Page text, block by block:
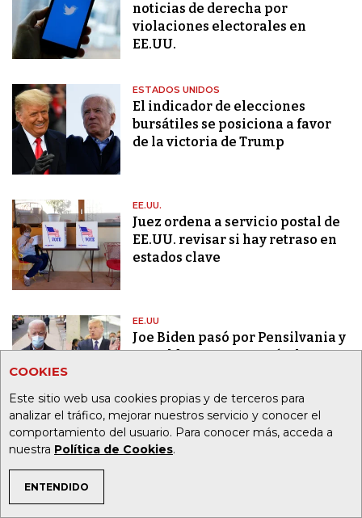
COOKIES
Este sitio web usa cookies propias y de terceros para
analizar el tráfico, mejorar nuestros servicio y conocer el
comportamiento del usuario. Para conocer más, acceda a
nuestra Política de Cookies.
ENTENDIDO
noticias de derecha por
violaciones electorales en
EE.UU.
ESTADOS UNIDOS
El indicador de elecciones
bursátiles se posiciona a favor
de la victoria de Trump
EE.UU.
Juez ordena a servicio postal de
EE.UU. revisar si hay retraso en
estados clave
EE.UU
Joe Biden pasó por Pensilvania y
Donald Trump regresó a la Casa
ESTADOS UNIDOS
Votación anticipada supera 100